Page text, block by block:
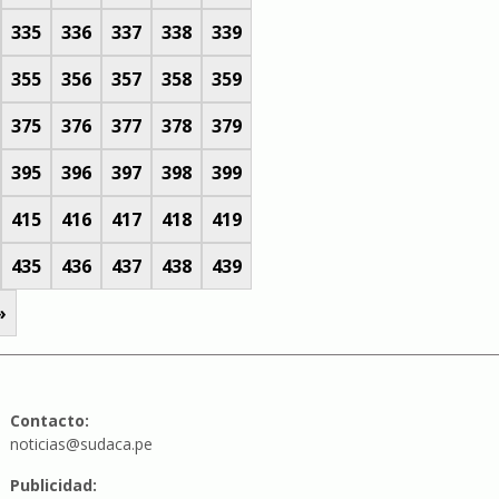
335 336 337 338
339
355
356 357 358
359
375
376 377 378
379
395
396 397 398
399
415
416 417 418
419
435
436 437 438
439
Contacto:
noticias@sudaca.pe
Publicidad: